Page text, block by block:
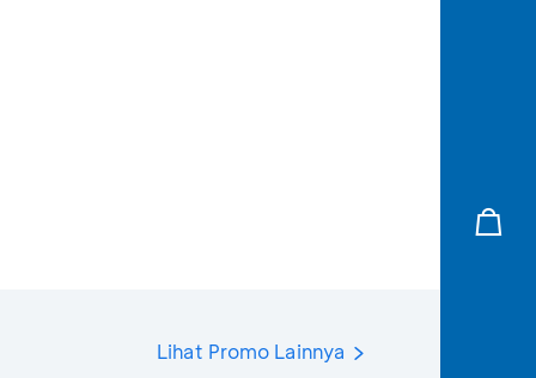
Lihat Promo Lainnya